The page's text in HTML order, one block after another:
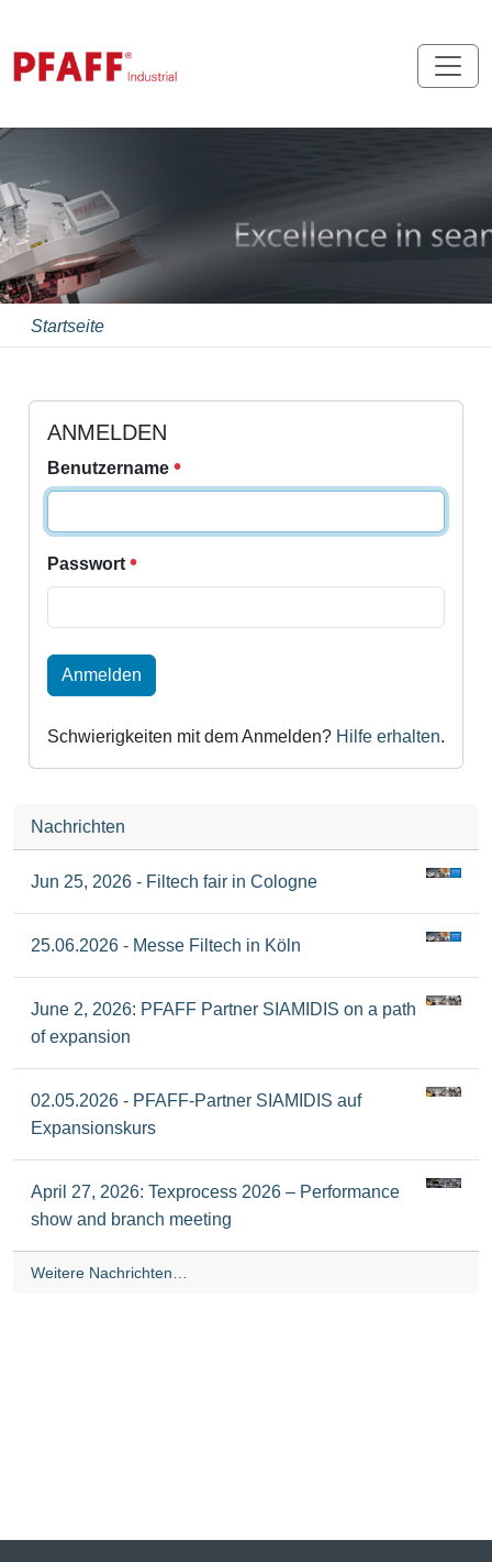
Startseite
ANMELDEN
Benutzername
Passwort
Anmelden
Schwierigkeiten mit dem Anmelden? Hilfe erhalten.
Nachrichten
Jun 25, 2026 - Filtech fair in Cologne
25.06.2026 - Messe Filtech in Köln
June 2, 2026: PFAFF Partner SIAMIDIS on a path
of expansion
02.05.2026 - PFAFF-Partner SIAMIDIS auf
Expansionskurs
April 27, 2026: Texprocess 2026 – Performance
show and branch meeting
Weitere Nachrichten…